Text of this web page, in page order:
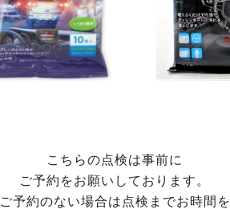
こちらの点検は事前に
ご予約をお願いしております。
ご予約のない場合は点検までお時間を